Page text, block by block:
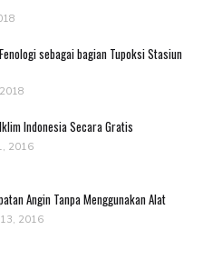
sebagai bagian Tupoksi Stasiun
Indonesia Secara Gratis
2016
Angin Tanpa Menggunakan Alat
13, 2016